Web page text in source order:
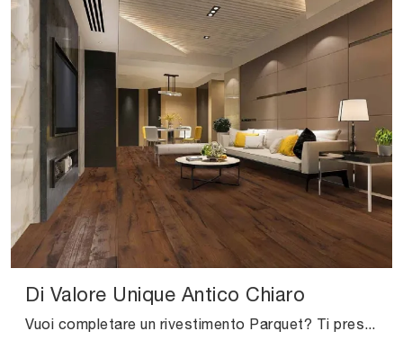
Di Valore Unique Antico Chiaro
Vuoi completare un rivestimento Parquet? Ti presentiamo le soluzioni Di Valore Unique Antico Chiaro della firma Salis: scopri di più!